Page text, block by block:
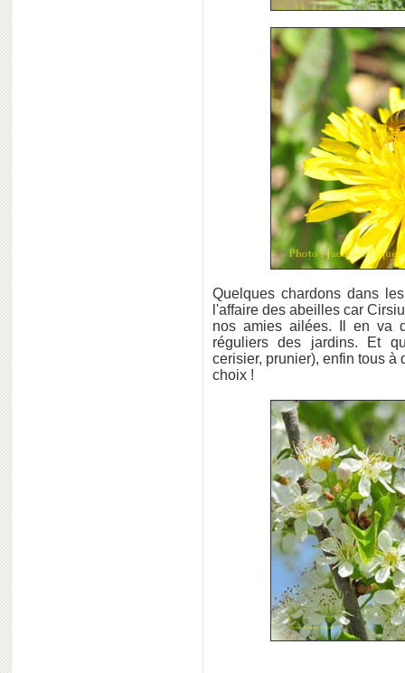
Quelques chardons dans
l'affaire des abeilles car
nos amies ailées. Il en va
réguliers des jardins. Et
cerisier, prunier), enfin tous à
choix !